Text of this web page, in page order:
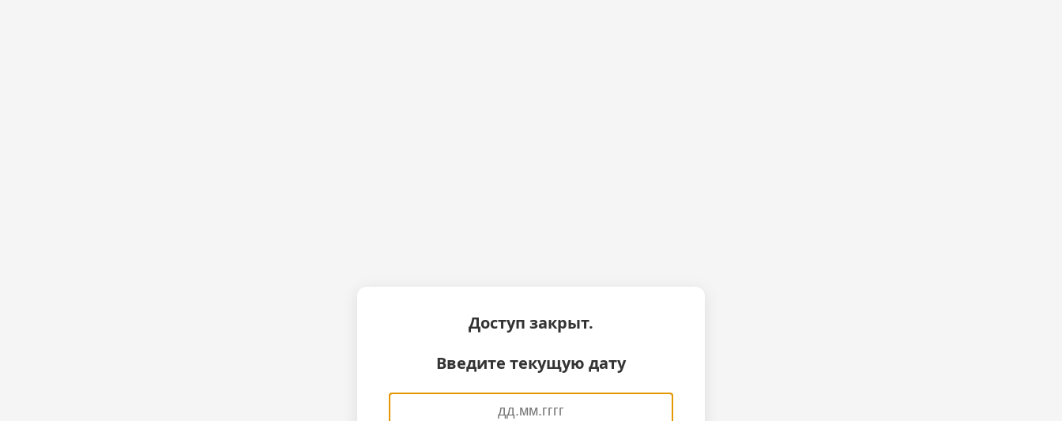
Доступ закрыт.
Введите текущую дату